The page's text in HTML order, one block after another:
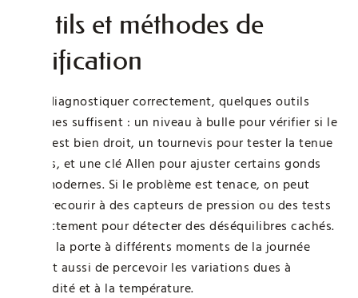
Outils et méthodes de
vérification
Pour diagnostiquer correctement, quelques outils
basiques suffisent : un niveau à bulle pour vérifier si le
cadre est bien droit, un tournevis pour tester la tenue
des vis, et une clé Allen pour ajuster certains gonds
plus modernes. Si le problème est tenace, on peut
aussi recourir à des capteurs de pression ou des tests
de frottement pour détecter des déséquilibres cachés.
Tester la porte à différents moments de la journée
permet aussi de percevoir les variations dues à
l’humidité et à la température.